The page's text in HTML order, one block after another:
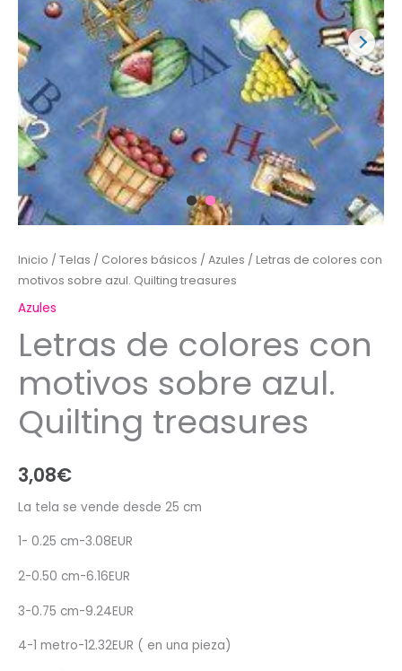
Inicio / Telas / Colores básicos / Azules / Letras de colores con
motivos sobre azul. Quilting treasures
Azules
Letras de colores con
motivos sobre azul.
Quilting treasures
3,08€
La tela se vende desde 25 cm
1- 0.25 cm-3.08EUR
2-0.50 cm-6.16EUR
3-0.75 cm-9.24EUR
4-1 metro-12.32EUR ( en una pieza)